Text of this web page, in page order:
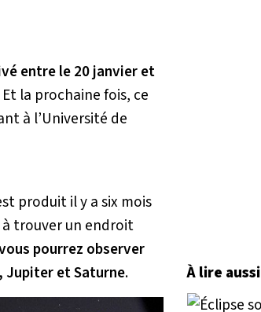
entre le 20 janvier et
Et la prochaine fois, ce
à l’Université de
produit il y a six mois
à trouver un endroit
pourrez observer
Jupiter et Saturne. À lire aussi